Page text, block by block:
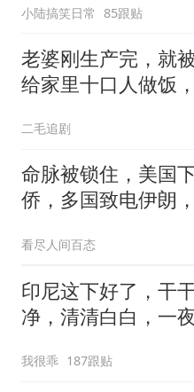
小陆搞笑日常 85跟贴
老婆刚生产完，就
给家里十口人做饭
二毛追剧
命脉被锁住，美国
侨，多国致电伊朗
看尽人间百态
印尼这下好了，干
净，清清白白，一
我很乖 187跟贴